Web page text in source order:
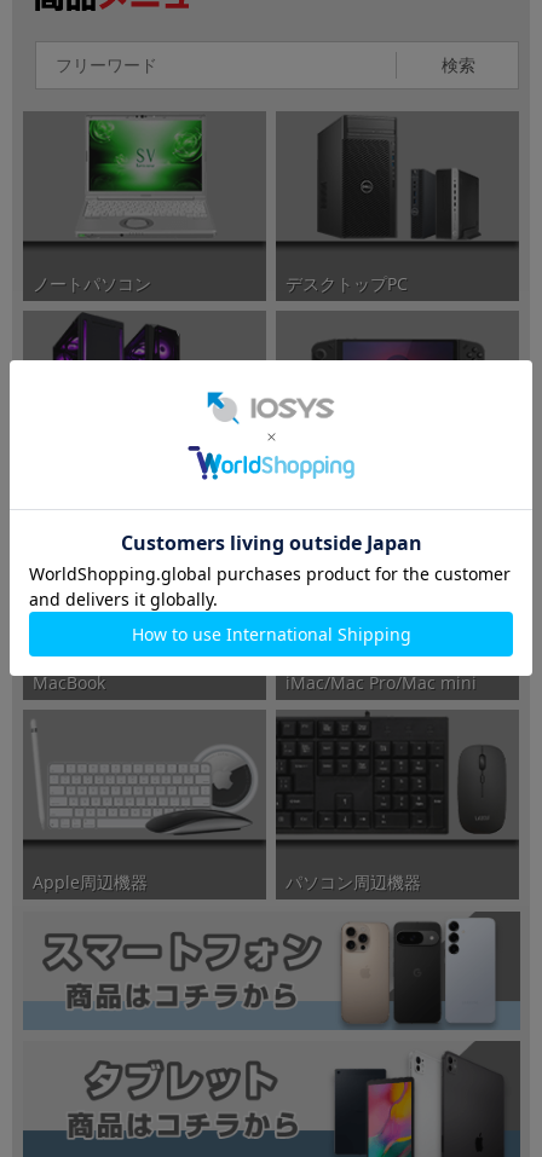
検索
ノートパソコン デスクトップPC
ゲーミングPC/周辺機器 ポータブルゲーミングPC
MacBook iMac/Mac Pro/Mac mini
Apple周辺機器 パソコン周辺機器